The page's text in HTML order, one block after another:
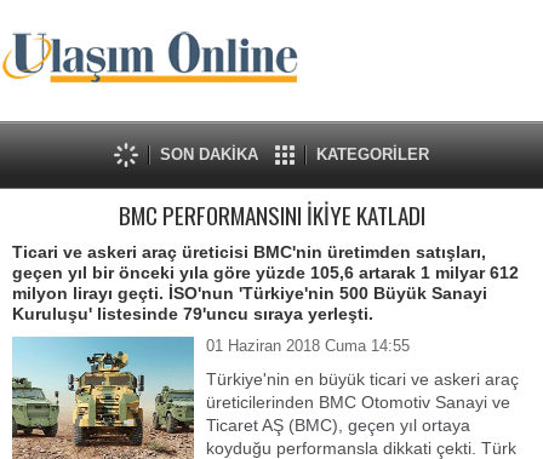
SON DAKİKA KATEGORİLER
BMC PERFORMANSINI İKİYE KATLADI
Ticari ve askeri araç üreticisi BMC'nin üretimden satışları,
geçen yıl bir önceki yıla göre yüzde 105,6 artarak 1 milyar 612
milyon lirayı geçti. İSO'nun 'Türkiye'nin 500 Büyük Sanayi
Kuruluşu' listesinde 79'uncu sıraya yerleşti.
01 Haziran 2018 Cuma 14:55
Türkiye'nin en büyük ticari ve askeri araç
üreticilerinden BMC Otomotiv Sanayi ve
Ticaret AŞ (BMC), geçen yıl ortaya
koyduğu performansla dikkati çekti. Türk